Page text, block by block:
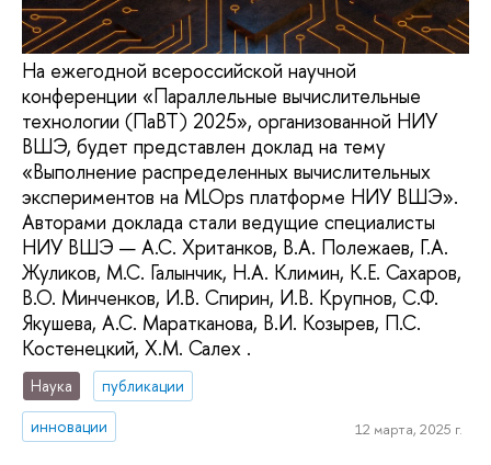
На ежегодной всероссийской научной
конференции «Параллельные вычислительные
технологии (ПаВТ) 2025», организованной НИУ
ВШЭ, будет представлен доклад на тему
«Выполнение распределенных вычислительных
экспериментов на MLOps платформе НИУ ВШЭ».
Авторами доклада стали ведущие специалисты
НИУ ВШЭ — А.С. Хританков, В.А. Полежаев, Г.А.
Жуликов, М.С. Галынчик, Н.А. Климин, К.Е. Сахаров,
В.О. Минченков, И.В. Спирин, И.В. Крупнов, С.Ф.
Якушева, А.С. Маратканова, В.И. Козырев, П.С.
Костенецкий, Х.М. Салех .
Наука
публикации
инновации
12 марта, 2025 г.